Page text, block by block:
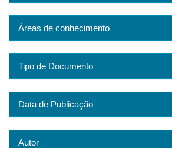
Áreas de conhecimento
Tipo de Documento
Data de Publicação
Autor